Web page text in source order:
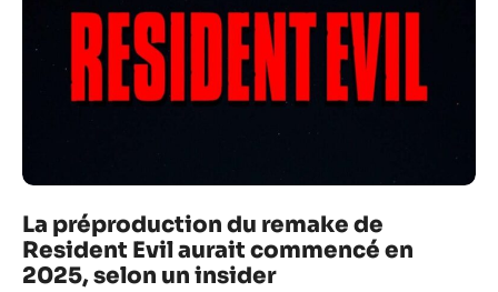
La préproduction du remake de
Resident Evil aurait commencé en
2025, selon un insider